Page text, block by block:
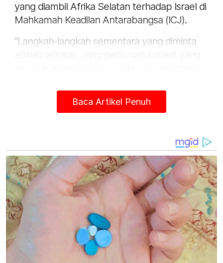
yang diambil Afrika Selatan terhadap Israel di
Mahkamah Keadilan Antarabangsa (ICJ).
“Langkah-langkah sementara yang diminta
Kementerian Luar Negeri Bangladesh dalam
satu kenyataan.
negara yang berkata mereka akan campur
tangan dalam kes itu, termasuk Jerman yang
memilih menyatakan sokongan terhadap
Israel, mendapat kritikan daripada Namibia. -
Awani
Artikel Berkaitan:
Pertahanan udara Rusia tembak jatuh dron Ukraine
di Wilayah Smolensk
Hizbullah guna peluru berpandu Burkan bedil Israel
Baca Artikel Penuh